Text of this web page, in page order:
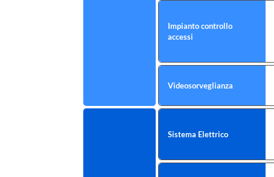
Impianto controllo
accessi
Videosorveglianza
Sistema Elettrico